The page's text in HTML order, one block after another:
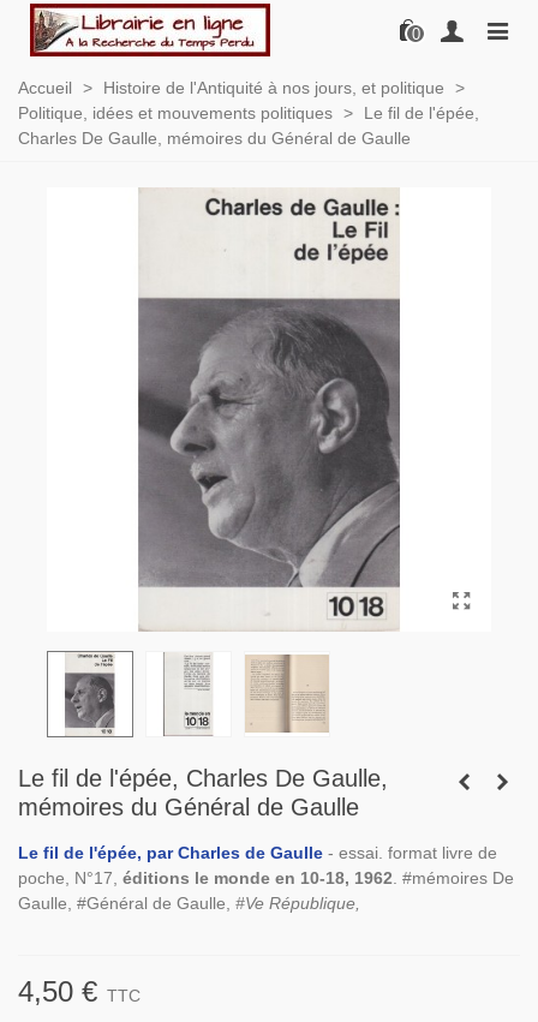
0
Accueil > Histoire de l'Antiquité à nos jours, et politique
>
Politique, idées et mouvements politiques >
Le fil de l'épée,
Charles De Gaulle, mémoires du Général de Gaulle
Le fil de l'épée, Charles De Gaulle,
mémoires du Général de Gaulle
Le fil de l'épée, par Charles de Gaulle - essai. format livre de
poche, N°17, éditions le monde en 10-18, 1962 . #mémoires De
Gaulle, #Général de Gaulle, #Ve République,
4,50 € TTC